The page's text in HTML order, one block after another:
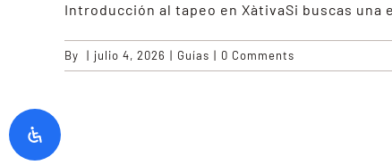
Introducción al tapeo en XàtivaSi buscas
By | julio 4, 2026 | Guías | 0 Comments